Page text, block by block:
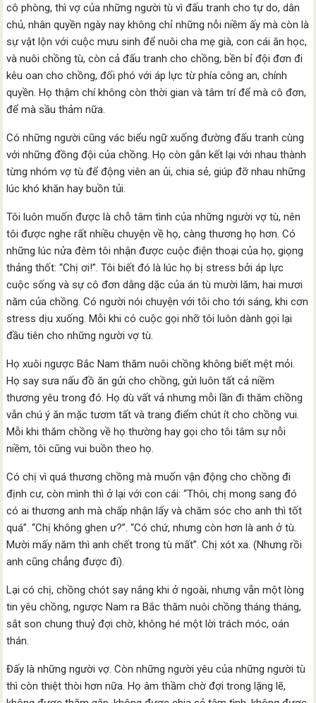
cô phòng, thì vợ của những người tù vì đấu tranh cho tự do, dân
chủ, nhân quyền ngày nay không chỉ những nỗi niềm ấy mà còn là
sự vật lộn với cuộc mưu sinh để nuôi cha mẹ già, con cái ăn học,
và nuôi chồng tù, còn cả đấu tranh cho chồng, bền bỉ đội đơn đi
kêu oan cho chồng, đối phó với áp lực từ phía công an, chính
quyền. Họ thậm chí không còn thời gian và tâm trí để mà cô đơn,
để mà sầu thảm nữa.
Có những người cũng vác biểu ngữ xuống đường đấu tranh cùng
với những đồng đội của chồng. Họ còn gắn kết lại với nhau thành
từng nhóm vợ tù để động viên an ủi, chia sẻ, giúp đỡ nhau những
lúc khó khăn hay buồn tủi.
Tôi luôn muốn được là chỗ tâm tình của những người vợ tù, nên
tôi được nghe rất nhiều chuyện về họ, càng thương họ hơn. Có
những lúc nửa đêm tôi nhận được cuộc điện thoại của họ, giọng
thảng thốt: “Chị ơi!”. Tôi biết đó là lúc họ bị stress bởi áp lực
cuộc sống và sự cô đơn dằng dặc của án tù mười lăm, hai mươi
năm của chồng. Có người nói chuyện với tôi cho tới sáng, khi cơn
stress dịu xuống. Mỗi khi có cuộc gọi nhỡ tôi luôn dành gọi lại
đầu tiên cho những người vợ tù.
Họ xuôi ngược Bắc Nam thăm nuôi chồng không biết mệt mỏi.
Họ say sưa nấu đồ ăn gửi cho chồng, gửi luôn tất cả niềm
thương yêu trong đó. Họ dù vất vả nhưng mỗi lần đi thăm chồng
vẫn chú ý ăn mặc tươm tất và trang điểm chút ít cho chồng vui.
Mỗi khi thăm chồng về họ thường hay gọi cho tôi tâm sự nỗi
niềm, tôi cũng vui buồn theo họ.
Có chị vì quá thương chồng mà muốn vận động cho chồng đi
định cư, còn mình thì ở lại với con cái: “Thôi, chị mong sang đó
có ai thương anh mà chấp nhận lấy và chăm sóc cho anh thì tốt
quá”. “Chị không ghen ư?”. “Có chứ, nhưng còn hơn là anh ở tù.
Mười mấy năm thì anh chết trong tù mất”. Chị xót xa. (Nhưng rồi
anh cũng chẳng được đi).
Lại có chị, chồng chót say nắng khi ở ngoài, nhưng vẫn một lòng
tin yêu chồng, ngược Nam ra Bắc thăm nuôi chồng tháng tháng,
sắt son chung thuỷ đợi chờ, không hé một lời trách móc, oán
thán.
Đấy là những người vợ. Còn những người yêu của những người tù
thì còn thiệt thòi hơn nữa. Họ âm thầm chờ đợi trong lặng lẽ,